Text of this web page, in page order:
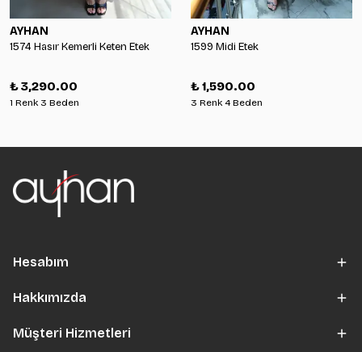
AYHAN
1574 Hasır Kemerli Keten Etek
₺ 3,290.00
1 Renk 3 Beden
AYHAN
1599 Midi Etek
₺ 1,590.00
3 Renk 4 Beden
Hesabım
Hakkımızda
Müşteri Hizmetleri